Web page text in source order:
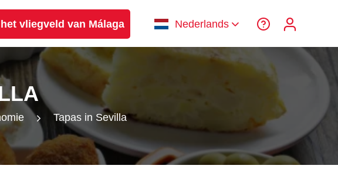
vliegveld van Málaga Nederlands
Tapas in Sevilla